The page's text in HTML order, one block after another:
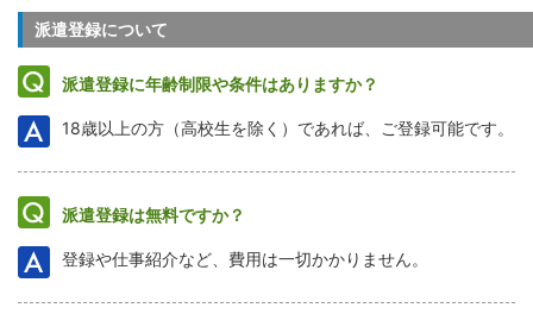
派遣登録について
派遣登録に年齢制限や条件はありますか？
18歳以上の方（高校生を除く）であれば、ご登録可能です。
派遣登録は無料ですか？
登録や仕事紹介など、費用は一切かかりません。